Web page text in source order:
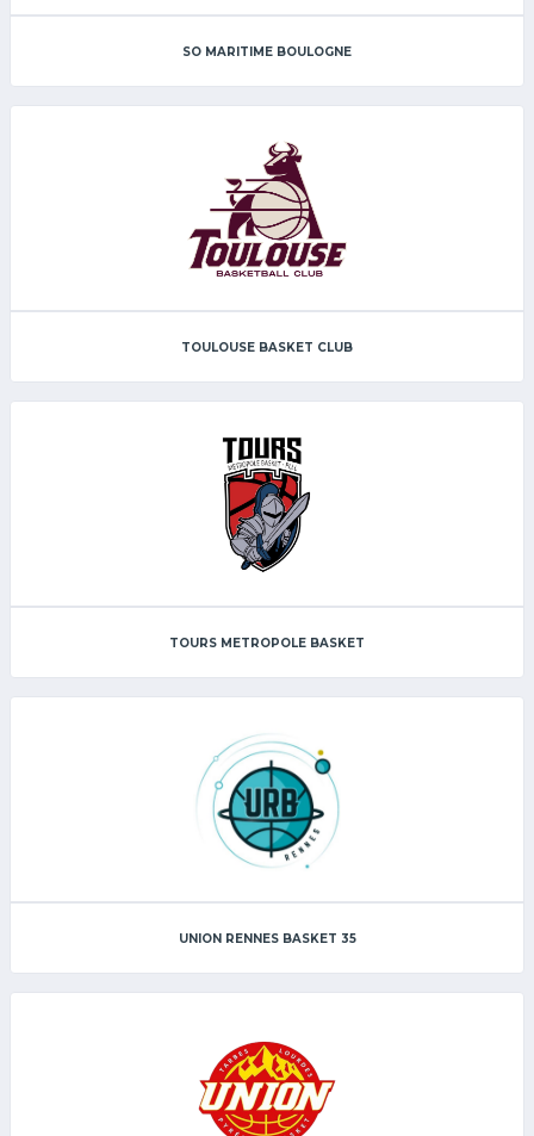
SO MARITIME BOULOGNE
TOULOUSE BASKET CLUB
TOURS METROPOLE BASKET
UNION RENNES BASKET 35